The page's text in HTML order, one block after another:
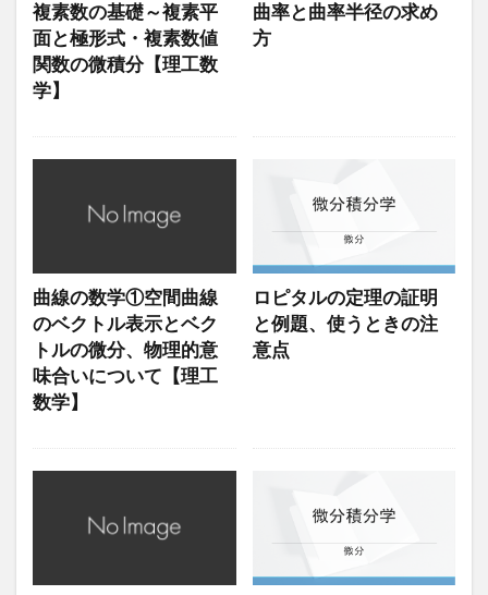
複素数の基礎～複素平
面と極形式・複素数値
関数の微積分【理工数
学】
曲率と曲率半径の求め
方
曲線の数学①空間曲線
のベクトル表示とベク
トルの微分、物理的意
味合いについて【理工
数学】
ロピタルの定理の証明
と例題、使うときの注
意点